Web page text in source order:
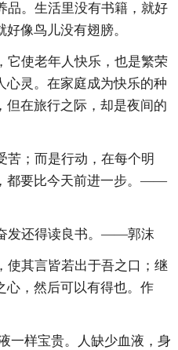
品。生活里没有书籍，就好
像鸟儿没有翅膀。
它使老年人快乐，也是繁荣
心灵。在家庭成为快乐的种
但在旅行之际，却是夜间的
苦；而是行动，在每个明
都要比今天前进一步。——
发还得读良书。——郭沫
使其言皆若出于吾之口；继
心，然后可以有得也。作
一样宝贵。人缺少血液，身